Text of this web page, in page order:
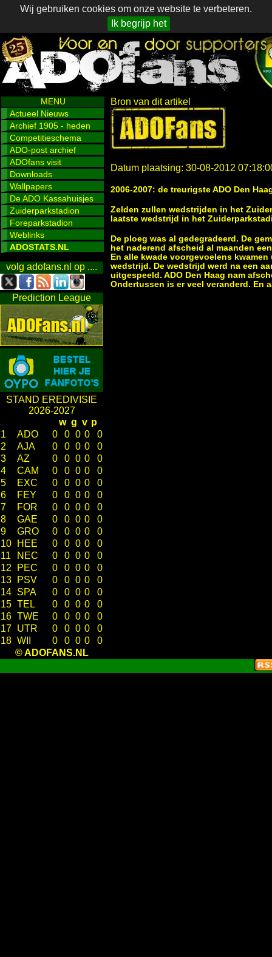
Wij gebruiken cookies om onze website te verbeteren.
Ik begrijp het
MENU
Actueel Nieuws
Archief 1905 - heden
Competitieschema
ADO-post archief
ADOfans visit
Downloads
Wallpapers
De ADO Kassahuisjes
Zuiderparkstadion
Foreparkstadion
Weblinks
ADOSTATS.NL
volg adofans.nl op ....
Prediction League
STAND EREDIVISIE
2026-2027
w g v p
1
ADO 0 0 0 0
0
2
AJA 0 0 0 0
0
3
AZ 0 0 0 0
0
4
CAM 0 0 0 0
0
5
EXC 0 0 0 0
0
6
FEY 0 0 0 0
0
7
FOR 0 0 0 0
0
8
GAE 0 0 0 0
0
9
GRO 0 0 0 0
0
10
HEE 0 0 0 0
0
11
NEC 0 0 0 0
0
12
PEC 0 0 0 0
0
13
PSV 0 0 0 0
0
14 SPA 0 0 0 0
0
15 TEL 0 0 0 0
0
16 TWE 0 0 0 0
0
17 UTR 0 0 0 0
0
18 WII 0 0 0 0
0
© ADOFANS.NL
Bron van dit artikel
Datum plaatsing: 30-08-2012
2006-2007: de treurigste ADO Den
Zelden zullen wedstrijden in het
laatste wedstrijd in het
De ploeg was al gedegradeerd. De
het naderend afscheid al maanden
En alle kwade voorgevoelens
wedstrijd. De wedstrijd werd na een
uitgespeeld. ADO Den Haag nam
Ondertussen is er veel veranderd. En